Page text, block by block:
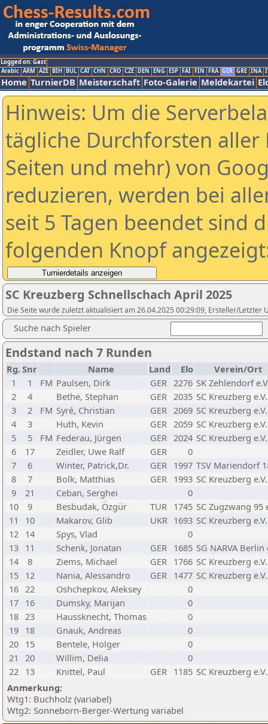
Logged on: Gast
Arabic ARM AZE BIH BUL CAT CHN CRO CZE DEN ENG ESP FAI FIN FRA GER GRE INA
Home TurnierDB Meisterschaft Foto-Galerie Meldekartei
Hinweis: Um die
tägliche Durchforsten aller
Seiten und mehr) von
reduzieren, werden bei
seit 5 Tagen beendet sind
folgenden Knopf
SC Kreuzberg Schnellschach April 2025
Die Seite wurde zuletzt aktualisiert am 26.04.2025 00:29:09, Ersteller/Letzter
Suche nach Spieler
Endstand nach 7 Runden
Rg.Snr Name Land Elo
Verein/Ort
1
1 FM Paulsen, Dirk GER 2276 SK Zehlendorf
2
4 Bethe, Stephan GER 2035 SC Kreuzberg e.V.
3
2 FM Syré, Christian GER 2069 SC Kreuzberg e.V.
4
3 Huth, Kevin GER 2059 SC Kreuzberg e.V.
5
5 FM Federau, Jürgen GER 2024 SC Kreuzberg e.V.
6
17 Zeidler, Uwe Ralf GER
0
7
6 Winter, Patrick,Dr. GER 1997 TSV Mariendorf
8
7 Bolk, Matthias GER 1993 SC Kreuzberg e.V.
9
21 Ceban, Serghei
0
10
9 Besbudak, Özgür TUR 1745 SC Zugzwang 95
11
10 Makarov, Glib UKR 1693 SC Kreuzberg e.V.
12 14 Spys, Vlad
0
13 11 Schenk, Jonatan GER 1685 SG NARVA Berlin
14
8 Ziems, Michael GER 1766 SC Kreuzberg e.V.
15 12 Nania, Alessandro GER 1477 SC Kreuzberg e.V.
16 22 Oshchepkov, Aleksey
0
17 16 Dumsky, Marijan
0
18 23 Haussknecht, Thomas
0
19 18 Gnauk, Andreas
0
20 15 Bentele, Holger
0
21
20 Willim, Delia
0
22 13 Knittel, Paul GER 1185 SC Kreuzberg e.V.
Anmerkung:
Wtg1: Buchholz (variabel)
Wtg2: Sonneborn-Berger-Wertung variabel